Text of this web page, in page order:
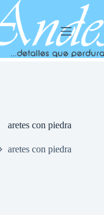
aretes con piedra
aretes con piedra